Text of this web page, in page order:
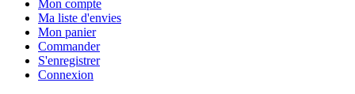
Mon compte
Ma liste d'envies
Mon panier
Commander
S'enregistrer
Connexion